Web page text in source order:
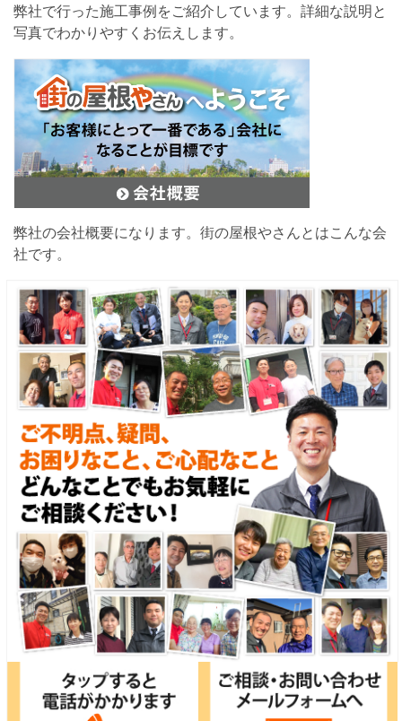
弊社で行った施工事例をご紹介しています。詳細な説明と
写真でわかりやすくお伝えします。
弊社の会社概要になります。街の屋根やさんとはこんな会
社です。